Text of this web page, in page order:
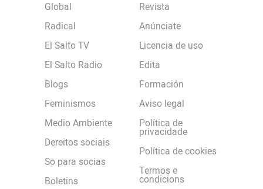
Global
Radical
El Salto TV
El Salto Radio
Blogs
Feminismos
Medio Ambiente
Dereitos sociais
So para socias
Boletins
Revista
Anúnciate
Licencia de uso
Edita
Formación
Aviso legal
Política de
privacidade
Política de cookies
Termos e
condicions